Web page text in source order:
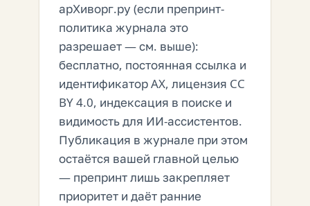
арХиворг.ру (если препринт-
политика журнала это
разрешает — см. выше):
бесплатно, постоянная ссылка и
идентификатор AX, лицензия CC
BY 4.0, индексация в поиске и
видимость для ИИ-ассистентов.
Публикация в журнале при этом
остаётся вашей главной целью
— препринт лишь закрепляет
приоритет и даёт ранние